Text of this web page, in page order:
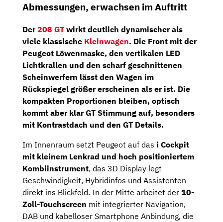
Abmessungen, erwachsen im Auftritt
Der208 GT wirkt deutlich dynamischer als
viele klassische Kleinwagen. Die Front mit der
Peugeot Löwenmaske, den vertikalen LED
Lichtkrallen und den scharf geschnittenen
Scheinwerfern lässt den Wagen im
Rückspiegel größer erscheinen als er ist. Die
kompakten Proportionen bleiben, optisch
kommt aber klar GT Stimmung auf, besonders
mit Kontrastdach und den GT Details.
Im Innenraum setzt Peugeot auf das i Cockpit
mit kleinem Lenkrad und hoch positioniertem
Kombiinstrument, das 3D Display legt
Geschwindigkeit, Hybridinfos und Assistenten
direkt ins Blickfeld. In der Mitte arbeitet der 10-
Zoll-Touchscreen mit integrierter Navigation,
DAB und kabelloser Smartphone Anbindung, die